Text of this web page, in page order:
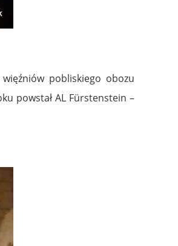
pobliskiego obozu
powstał AL Fürstenstein –